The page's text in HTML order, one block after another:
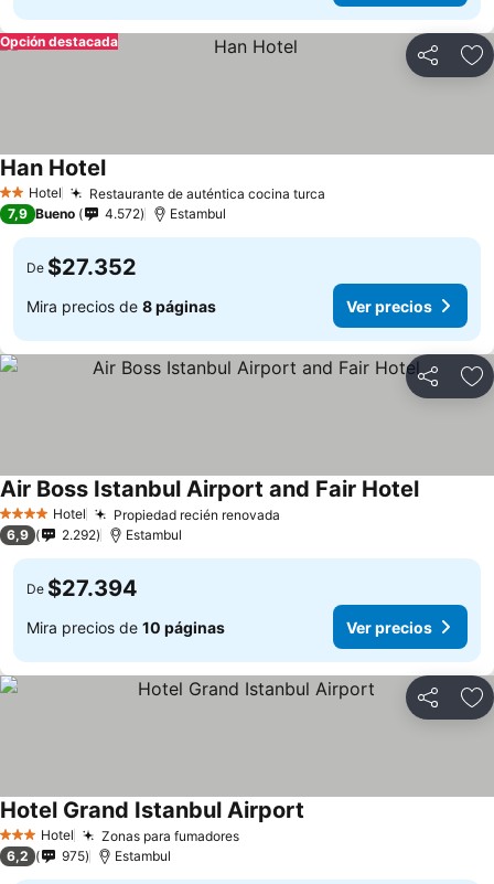
Compartir
Opción destacada
2 Estrellas
Hotel Restaurante de auténtica cocina turca
Han Hotel
7,9 Bueno 4.572 Estambul
De $27.352
Mira precios de 8 páginas Ver precios
Compartir
4 EstrellasHotel Propiedad recién renovada
Air Boss Istanbul Airport and Fair Hotel
6,9 2.292 Estambul
De $27.394
Mira precios de 10 páginas Ver precios
Compartir
3 Estrellas
Hotel Zonas para fumadores
Hotel Grand Istanbul Airport
6,2 975 Estambul